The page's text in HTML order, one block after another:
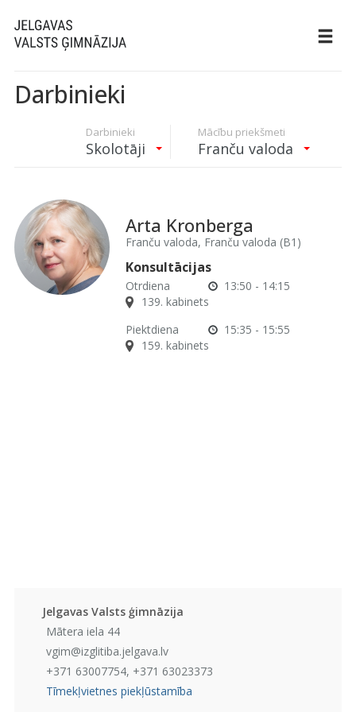
Darbinieki
Darbinieki
Skolotāji
Mācību priekšmeti
Franču valoda
Arta Kronberga
Franču valoda, Franču valoda (B1)
Konsultācijas
Otrdiena
13:50 - 14:15
139. kabinets
Piektdiena
15:35 - 15:55
159. kabinets
Jelgavas Valsts ģimnāzija
Mātera iela 44
vgim@izglitiba.jelgava.lv
+371 63007754, +371 63023373
Tīmekļvietnes piekļūstamība